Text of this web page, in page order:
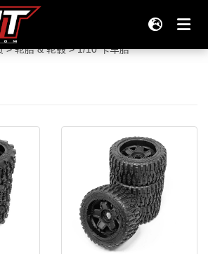
地方）
>轮胎 & 轮毂>1/10 卡车胎